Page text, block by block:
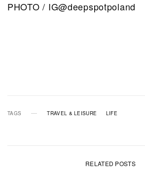
PHOTO / IG@deepspotpoland
TAGS TRAVEL & LEISURE LIFE
RELATED POSTS